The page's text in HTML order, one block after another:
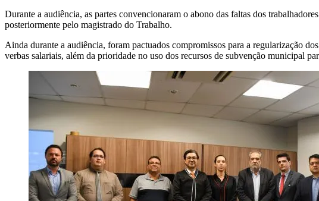
Durante a audiência, as partes convencionaram o abono das faltas dos
posteriormente pelo magistrado do Trabalho.
Ainda durante a audiência, foram pactuados compromissos para a regularização
verbas salariais, além da prioridade no uso dos recursos de subvenção municipal